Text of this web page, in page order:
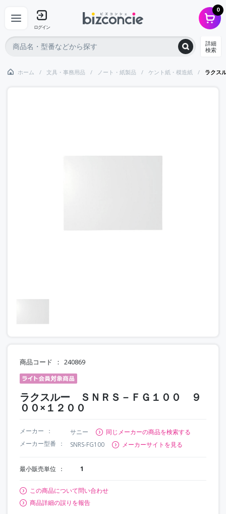
ログイン
0
詳細
検索
ホーム 文具・事務用品 ノート・紙製品 ケント紙・模造紙 ラクス
商品コード 240869
ラクスルー ＳＮＲＳ－ＦＧ１００ ９
００×１２００
メーカー サニー
同じメーカーの商品を検索する
メーカー型番
SNRS-FG100 メーカーサイトを見る
最小販売単位 1
この商品について問い合わせ
商品詳細の誤りを報告